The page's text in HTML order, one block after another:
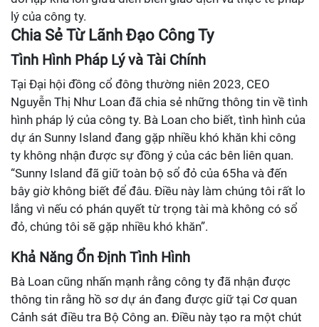
lý của công ty.
Chia Sẻ Từ Lãnh Đạo Công Ty
Tình Hình Pháp Lý và Tài Chính
Tại Đại hội đồng cổ đông thường niên 2023, CEO
Nguyễn Thị Như Loan đã chia sẻ những thông tin về tình
hình pháp lý của công ty. Bà Loan cho biết, tình hình của
dự án Sunny Island đang gặp nhiều khó khăn khi công
ty không nhận được sự đồng ý của các bên liên quan.
“Sunny Island đã giữ toàn bộ sổ đỏ của 65ha và đến
bây giờ không biết để đâu. Điều này làm chúng tôi rất lo
lắng vì nếu có phán quyết từ trọng tài mà không có sổ
đỏ, chúng tôi sẽ gặp nhiều khó khăn”.
Khả Năng Ổn Định Tình Hình
Bà Loan cũng nhấn mạnh rằng công ty đã nhận được
thông tin rằng hồ sơ dự án đang được giữ tại Cơ quan
Cảnh sát điều tra Bộ Công an. Điều này tạo ra một chút